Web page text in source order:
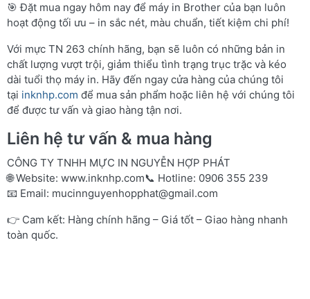
🎯 Đặt mua ngay hôm nay để máy in Brother của bạn luôn
hoạt động tối ưu – in sắc nét, màu chuẩn, tiết kiệm chi phí!
Với mực TN 263 chính hãng, bạn sẽ luôn có những bản in
chất lượng vượt trội, giảm thiểu tình trạng trục trặc và kéo
dài tuổi thọ máy in. Hãy đến ngay cửa hàng của chúng tôi
tại inknhp.com để mua sản phẩm hoặc liên hệ với chúng tôi
để được tư vấn và giao hàng tận nơi.
Liên hệ tư vấn & mua hàng
CÔNG TY TNHH MỰC IN NGUYỄN HỢP PHÁT
🌐 Website: www.inknhp.com📞 Hotline: 0906 355 239
📧 Email: mucinnguyenhopphat@gmail.com
👉 Cam kết: Hàng chính hãng – Giá tốt – Giao hàng nhanh
toàn quốc.